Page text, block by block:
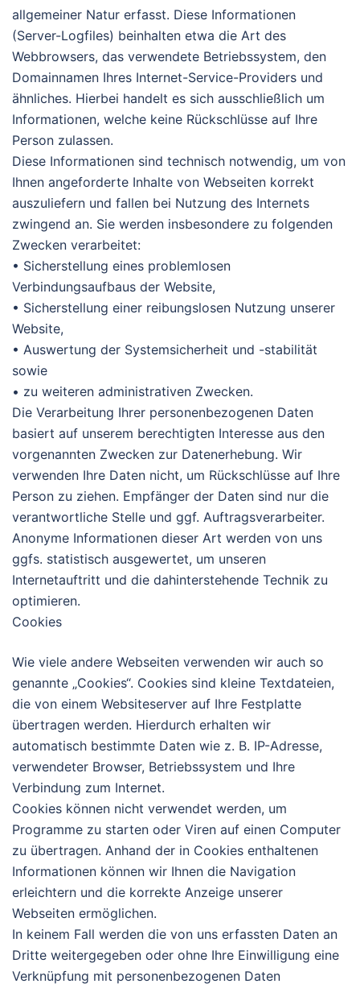
allgemeiner Natur erfasst. Diese Informationen
(Server-Logfiles) beinhalten etwa die Art des
Webbrowsers, das verwendete Betriebssystem, den
Domainnamen Ihres Internet-Service-Providers und
ähnliches. Hierbei handelt es sich ausschließlich um
Informationen, welche keine Rückschlüsse auf Ihre
Person zulassen.
Diese Informationen sind technisch notwendig, um von
Ihnen angeforderte Inhalte von Webseiten korrekt
auszuliefern und fallen bei Nutzung des Internets
zwingend an. Sie werden insbesondere zu folgenden
Zwecken verarbeitet:
• Sicherstellung eines problemlosen
Verbindungsaufbaus der Website,
• Sicherstellung einer reibungslosen Nutzung unserer
Website,
• Auswertung der Systemsicherheit und -stabilität
sowie
• zu weiteren administrativen Zwecken.
Die Verarbeitung Ihrer personenbezogenen Daten
basiert auf unserem berechtigten Interesse aus den
vorgenannten Zwecken zur Datenerhebung. Wir
verwenden Ihre Daten nicht, um Rückschlüsse auf Ihre
Person zu ziehen. Empfänger der Daten sind nur die
verantwortliche Stelle und ggf. Auftragsverarbeiter.
Anonyme Informationen dieser Art werden von uns
ggfs. statistisch ausgewertet, um unseren
Internetauftritt und die dahinterstehende Technik zu
optimieren.
Cookies
Wie viele andere Webseiten verwenden wir auch so
genannte „Cookies“. Cookies sind kleine Textdateien,
die von einem Websiteserver auf Ihre Festplatte
übertragen werden. Hierdurch erhalten wir
automatisch bestimmte Daten wie z. B. IP-Adresse,
verwendeter Browser, Betriebssystem und Ihre
Verbindung zum Internet.
Cookies können nicht verwendet werden, um
Programme zu starten oder Viren auf einen Computer
zu übertragen. Anhand der in Cookies enthaltenen
Informationen können wir Ihnen die Navigation
erleichtern und die korrekte Anzeige unserer
Webseiten ermöglichen.
In keinem Fall werden die von uns erfassten Daten an
Dritte weitergegeben oder ohne Ihre Einwilligung eine
Verknüpfung mit personenbezogenen Daten